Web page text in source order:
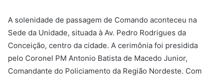
A solenidade de passagem de Comando aconteceu na
Sede da Unidade, situada à Av. Pedro Rodrigues da
Conceição, centro da cidade. A cerimônia foi presidida
pelo Coronel PM Antonio Batista de Macedo Junior,
Comandante do Policiamento da Região Nordeste. Com